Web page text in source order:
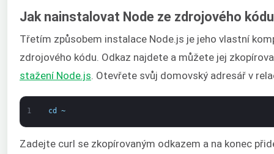
Jak nainstalovat Node ze zdrojového kódu
Třetím způsobem instalace Node.js je jeho vlastní
zdrojového kódu. Odkaz najdete a můžete jej
stažení Node.js. Otevřete svůj domovský adresář v
1 cd ~
Zadejte curl se zkopírovaným odkazem a na konec